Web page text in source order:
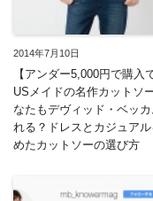
2014年7月10日
【アンダー5,000円で購入
USメイドの名作カットソ
なたもデヴィッド・ベッ
れる？ドレスとカジュア
めたカットソーの選び方